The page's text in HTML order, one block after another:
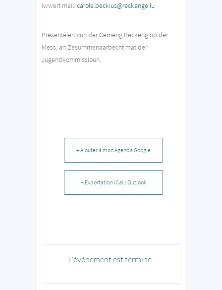
iwwert mail: carole.beckius@reckange.lu
Presentéiert vun der Gemeng Reckeng op der
Mess, an Zesummenaarbecht mat der
Jugendkommissioun.
+ Ajouter à mon Agenda Google
+ Exportation iCal / Outlook
L'événement est terminé.